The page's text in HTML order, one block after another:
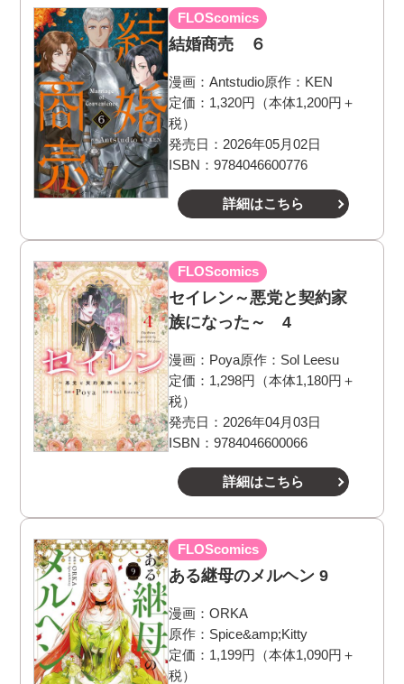
FLOScomics
結婚商売 ６
漫画： Antstudio原作： KEN
定価：1,320円（本体1,200円＋
税）
発売日：2026年05月02日
ISBN：9784046600776
詳細はこちら
FLOScomics
セイレン～悪党と契約家
族になった～ 4
漫画： Poya原作： Sol Leesu
定価：1,298円（本体1,180円＋
税）
発売日：2026年04月03日
ISBN：9784046600066
詳細はこちら
FLOScomics
ある継母のメルヘン 9
漫画： ORKA
原作： Spice&amp;Kitty
定価：1,199円（本体1,090円＋
税）